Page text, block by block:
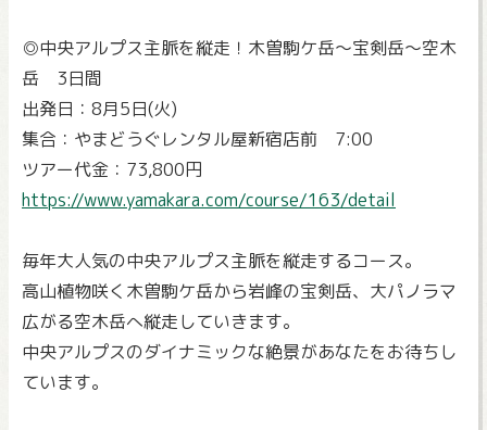
◎中央アルプス主脈を縦走！木曽駒ケ岳～宝剣岳～空木
岳 3日間
出発日：8月5日(火)
集合：やまどうぐレンタル屋新宿店前 7:00
ツアー代金：73,800円
https://www.yamakara.com/course/163/detail
毎年大人気の中央アルプス主脈を縦走するコース。
高山植物咲く木曽駒ケ岳から岩峰の宝剣岳、大パノラマ
広がる空木岳へ縦走していきます。
中央アルプスのダイナミックな絶景があなたをお待ちし
ています。